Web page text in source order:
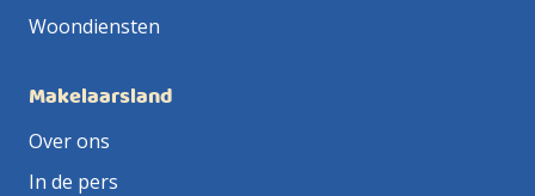
Woondiensten
Makelaarsland
Over ons
In de pers